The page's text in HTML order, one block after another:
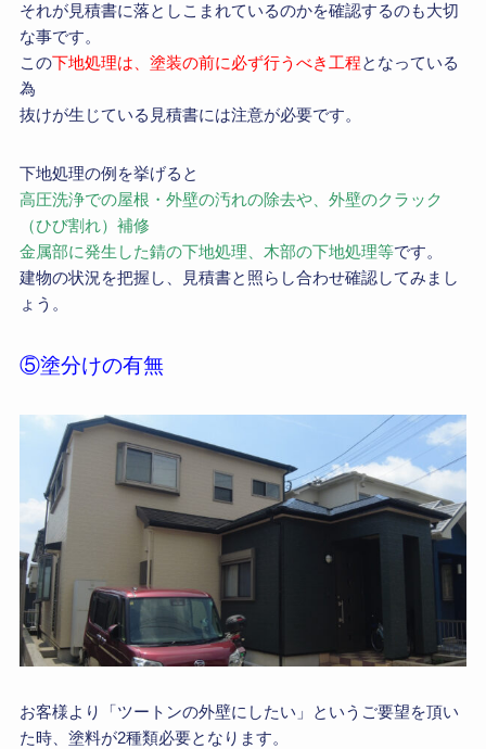
それが見積書に落としこまれているのかを確認するのも大切
な事です。
この下地処理は、塗装の前に必ず行うべき工程となっている
為
抜けが生じている見積書には注意が必要です。
下地処理の例を挙げると
高圧洗浄での屋根・外壁の汚れの除去や、外壁のクラック
（ひび割れ）補修
金属部に発生した錆の下地処理、木部の下地処理等です。
建物の状況を把握し、見積書と照らし合わせ確認してみまし
ょう。
⑤塗分けの有無
お客様より「ツートンの外壁にしたい」というご要望を頂い
た時、塗料が2種類必要となります。